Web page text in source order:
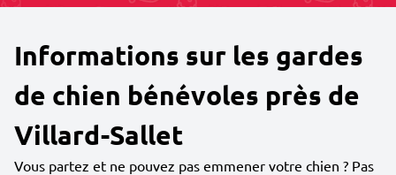
Informations sur les gardes
de chien bénévoles près de
Villard-Sallet
Vous partez et ne pouvez pas emmener votre chien ? Pas